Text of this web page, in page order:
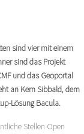
sind vier mit einem
sind das Projekt
und das Geoportal
an Kern Sibbald, dem
Lösung Bacula.
Stellen Open